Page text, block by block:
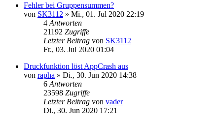
Fehler bei Gruppensummen?
von SK3112 » Mi., 01. Jul 2020 22:19
4 Antworten
21192 Zugriffe
Letzter Beitrag von SK3112
Fr., 03. Jul 2020 01:04
Druckfunktion löst AppCrash aus
von rapha » Di., 30. Jun 2020 14:38
6 Antworten
23598 Zugriffe
Letzter Beitrag von vader
Di., 30. Jun 2020 17:21